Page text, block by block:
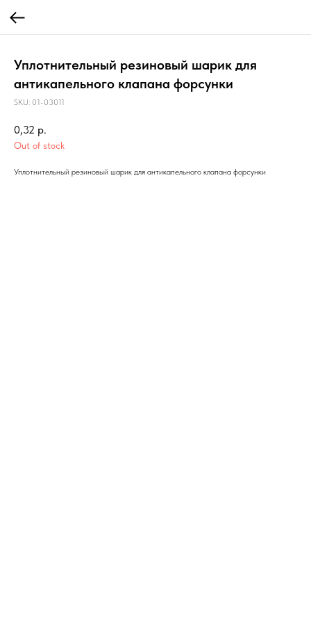
Уплотнительный резиновый шарик для
антикапельного клапана форсунки
SKU: 01-03011
0,32 р.
Out of stock
Уплотнительный резиновый шарик для антикапельного клапана форсунки